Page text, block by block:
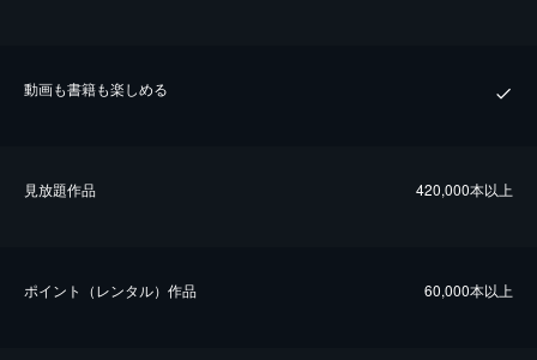
動画も書籍も楽しめる
⾒放題作品 420,000本以上
ポイント（レンタル）作品 60,000本以上